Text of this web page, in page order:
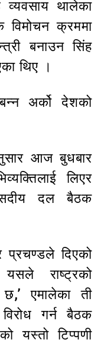
थालेका
विमोचन क्रममा
बनाउन सिंह
थिए ।
अर्को देशको
आज बुधबार
लिएर
दल बैठक
प्रचण्डले दिएको
राष्ट्रको
छ,’ एमालेका ती
गर्न बैठक
यस्तो टिप्पणी